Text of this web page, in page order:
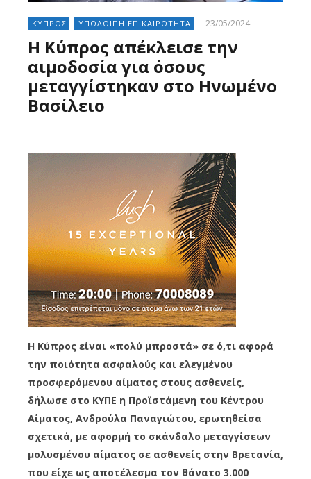
ΚΥΠΡΟΣ ΥΠΟΛΟΙΠΗ ΕΠΙΚΑΙΡΟΤΗΤΑ 23/05/2024
Η Κύπρος απέκλεισε την
αιμοδοσία για όσους
μεταγγίστηκαν στο Ηνωμένο
Βασίλειο
Η Κύπρος είναι «πολύ μπροστά» σε ό,τι αφορά
την ποιότητα ασφαλούς και ελεγμένου
προσφερόμενου αίματος στους ασθενείς,
δήλωσε στο ΚΥΠΕ η Προϊστάμενη του Κέντρου
Αίματος, Ανδρούλα Παναγιώτου, ερωτηθείσα
σχετικά, με αφορμή το σκάνδαλο μεταγγίσεων
μολυσμένου αίματος σε ασθενείς στην Βρετανία,
που είχε ως αποτέλεσμα τον θάνατο 3.000